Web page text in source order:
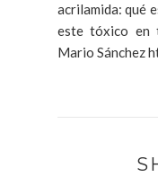
acrilamida: qué
este tóxico en
Mario Sánchez